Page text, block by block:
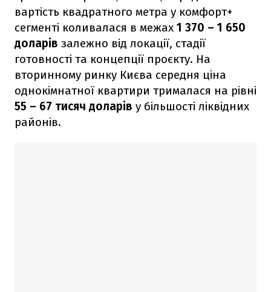
вартість квадратного метра у комфорт+
сегменті коливалася в межах 1 370 – 1 650
доларів залежно від локації, стадії
готовності та концепції проєкту. На
вторинному ринку Києва середня ціна
однокімнатної квартири трималася на рівні
55 – 67 тисяч доларів у більшості ліквідних
районів.